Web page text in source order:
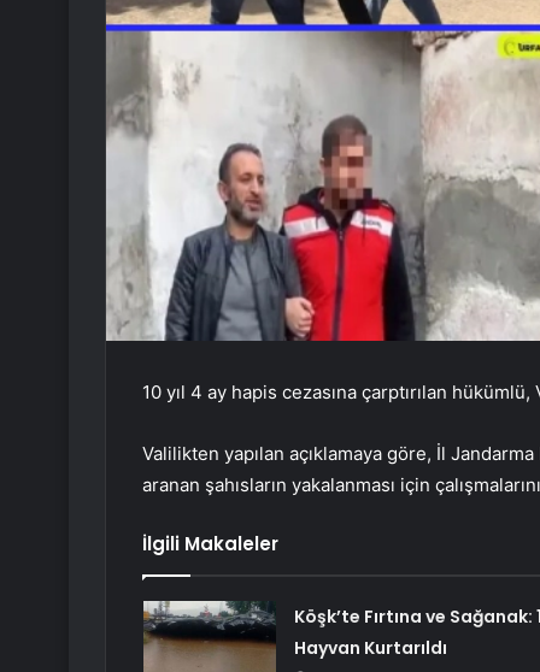
10 yıl 4 ay hapis cezasına çarptırılan
Valilikten yapılan açıklamaya göre, İl
aranan şahısların yakalanması için
İlgili Makaleler
Köşk’te Fırtına ve Sağanak:
Hayvan Kurtarıldı